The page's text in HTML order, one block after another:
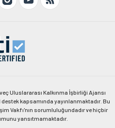
Uluslararası Kalkınma İşbirliği Ajansı
kapsamında yayınlanmaktadır. Bu
Vakfı'nın sorumluluğundadır ve hiçbir
yansıtmamaktadır.